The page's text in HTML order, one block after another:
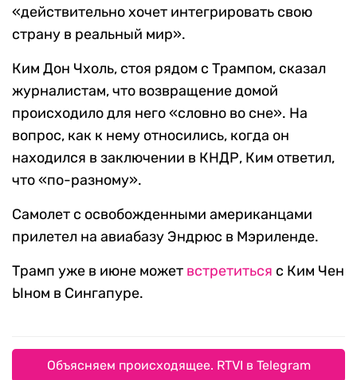
«действительно хочет интегрировать свою
страну в реальный мир».
Ким Дон Чхоль, стоя рядом с Трампом, сказал
журналистам, что возвращение домой
происходило для него «словно во сне». На
вопрос, как к нему относились, когда он
находился в заключении в КНДР, Ким ответил,
что «по-разному».
Самолет с освобожденными американцами
прилетел на авиабазу Эндрюс в Мэриленде.
Трамп уже в июне может встретиться с Ким Чен
Ыном в Сингапуре.
Объясняем происходящее. RTVI в Telegram